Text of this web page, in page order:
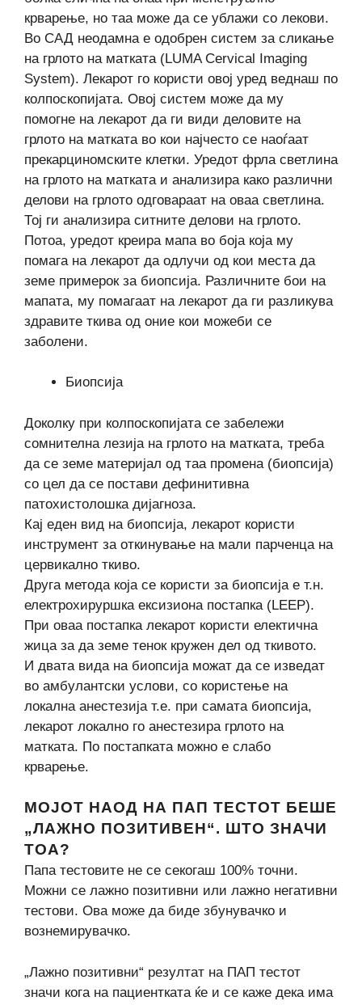
крварење, но таа може да се ублажи со лекови.
Во САД неодамна е одобрен систем за сликање
на грлото на матката (LUMA Cervical Imaging
System). Лекарот го користи овој уред веднаш по
колпоскопијата. Овој систем може да му
помогне на лекарот да ги види деловите на
грлото на матката во кои најчесто се наоѓаат
прекарциномските клетки. Уредот фрла светлина
на грлото на матката и анализира како различни
делови на грлото одговараат на оваа светлина.
Тој ги анализира ситните делови на грлото.
Потоа, уредот креира мапа во боја која му
помага на лекарот да одлучи од кои места да
земе примерок за биопсија. Различните бои на
мапата, му помагаат на лекарот да ги разликува
здравите ткива од оние кои можеби се
заболени.
Биопсија
Доколку при колпоскопијата се забележи
сомнителна лезија на грлото на матката, треба
да се земе материјал од таа промена (биопсија)
со цел да се постави дефинитивна
патохистолошка дијагноза.
Кај еден вид на биопсија, лекарот користи
инструмент за откинување на мали парченца на
цервикално ткиво.
Друга метода која се користи за биопсија е т.н.
електрохируршка ексизиона постапка (LEEP).
При оваа постапка лекарот користи електична
жица за да земе тенок кружен дел од ткивото.
И двата вида на биопсија можат да се изведат
во амбулантски услови, со користење на
локална анестезија т.е. при самата биопсија,
лекарот локално го анестезира грлото на
матката. По постапката можно е слабо
крварење.
МОЈОТ НАОД НА ПАП ТЕСТОТ БЕШЕ
„ЛАЖНО ПОЗИТИВЕН“. ШТО ЗНАЧИ
ТОА?
Папа тестовите не се секогаш 100% точни.
Можни се лажно позитивни или лажно негативни
тестови. Ова може да биде збунувачко и
вознемирувачко.
„Лажно позитивни“ резултат на ПАП тестот
значи кога на пациентката ќе и се каже дека има